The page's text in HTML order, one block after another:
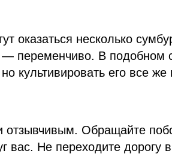
оказаться несколько
переменчиво. В подобном
культивировать его все же
отзывчивым. Обращайте
вас. Не переходите дорогу